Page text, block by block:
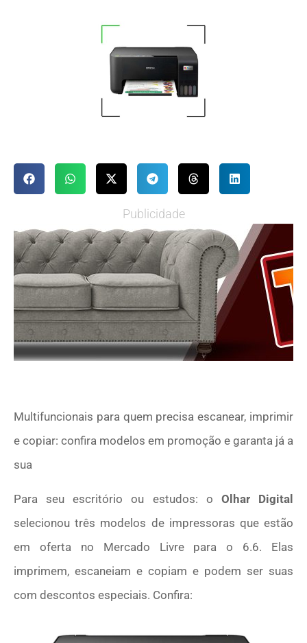
Publicidade
Multifuncionais para quem precisa escanear, imprimir
e copiar: confira modelos em promoção e garanta já a
sua
Para seu escritório ou estudos: o Olhar Digital
selecionou três modelos de impressoras que estão
em oferta no Mercado Livre para o 6.6. Elas
imprimem, escaneiam e copiam e podem ser suas
com descontos especiais. Confira: